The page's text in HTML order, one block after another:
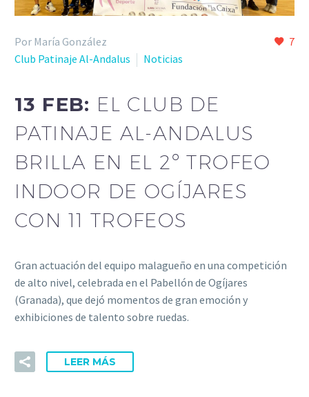
7
Por María González
Club Patinaje Al-Andalus
Noticias
13 FEB: EL CLUB DE
PATINAJE AL-ANDALUS
BRILLA EN EL 2º TROFEO
INDOOR DE OGÍJARES
CON 11 TROFEOS
Gran actuación del equipo malagueño en una competición
de alto nivel, celebrada en el Pabellón de Ogíjares
(Granada), que dejó momentos de gran emoción y
exhibiciones de talento sobre ruedas.
LEER MÁS